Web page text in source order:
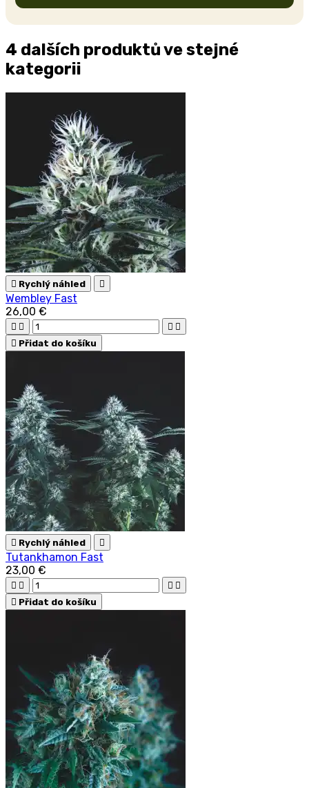
4 dalších produktů ve stejné
kategorii
 Rychlý náhled 
Wembley Fast
26,00 €
   
 Přidat do košíku
 Rychlý náhled 
Tutankhamon Fast
23,00 €
   
 Přidat do košíku